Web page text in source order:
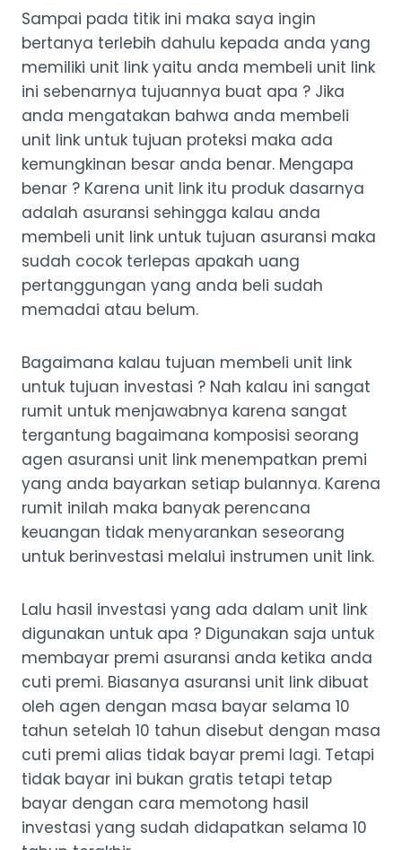
Sampai pada titik ini maka saya ingin
bertanya terlebih dahulu kepada anda yang
memiliki unit link yaitu anda membeli unit link
ini sebenarnya tujuannya buat apa ? Jika
anda mengatakan bahwa anda membeli
unit link untuk tujuan proteksi maka ada
kemungkinan besar anda benar. Mengapa
benar ? Karena unit link itu produk dasarnya
adalah asuransi sehingga kalau anda
membeli unit link untuk tujuan asuransi maka
sudah cocok terlepas apakah uang
pertanggungan yang anda beli sudah
memadai atau belum.
Bagaimana kalau tujuan membeli unit link
untuk tujuan investasi ? Nah kalau ini sangat
rumit untuk menjawabnya karena sangat
tergantung bagaimana komposisi seorang
agen asuransi unit link menempatkan premi
yang anda bayarkan setiap bulannya. Karena
rumit inilah maka banyak perencana
keuangan tidak menyarankan seseorang
untuk berinvestasi melalui instrumen unit link.
Lalu hasil investasi yang ada dalam unit link
digunakan untuk apa ? Digunakan saja untuk
membayar premi asuransi anda ketika anda
cuti premi. Biasanya asuransi unit link dibuat
oleh agen dengan masa bayar selama 10
tahun setelah 10 tahun disebut dengan masa
cuti premi alias tidak bayar premi lagi. Tetapi
tidak bayar ini bukan gratis tetapi tetap
bayar dengan cara memotong hasil
investasi yang sudah didapatkan selama 10